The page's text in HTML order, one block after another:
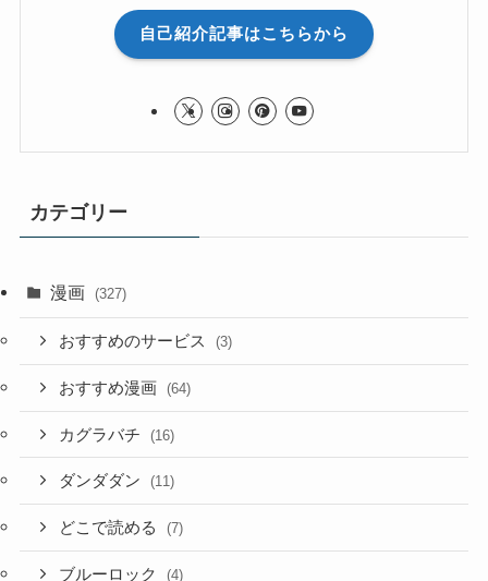
自己紹介記事はこちらから
カテゴリー
漫画 (327)
おすすめのサービス (3)
おすすめ漫画 (64)
カグラバチ (16)
ダンダダン (11)
どこで読める (7)
ブルーロック (4)